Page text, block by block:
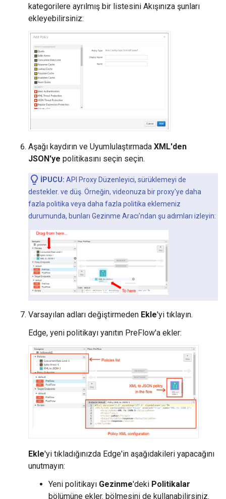
kategorilere ayrılmış bir listesini Akışınıza şunları
ekleyebilirsiniz:
Aşağı kaydırın ve Uyumlulaştırmada XML'den
JSON'ye politikasını seçin seçin.
İPUCU: API Proxy Düzenleyici, sürüklemeyi de
destekler. ve düş. Örneğin, videonuza bir proxy'ye daha
fazla politika veya daha fazla politika eklemeniz
durumunda, bunları Gezinme Aracı'ndan şu adımları izleyin:
Varsayılan adları değiştirmeden Ekle'yi tıklayın.
Edge, yeni politikayı yanıtın PreFlow'a ekler:
Ekle'yi tıkladığınızda Edge'in aşağıdakileri yapacağını
unutmayın:
Yeni politikayı Gezinme'deki Politikalar
bölümüne ekler. bölmesini de kullanabilirsiniz.